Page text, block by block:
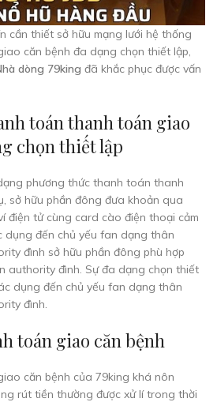
cần thiết sở hữu mạng lưới hệ thống
căn bệnh đa dạng chọn thiết lập,
dòng 79king đã khắc phục được vấn
toán thanh toán giao
chọn thiết lập
phương thức thanh toán thanh
sở hữu phần đông đưa khoản qua
điện tử cùng card cào điện thoại cảm
dụng đến chủ yếu fan dạng thân
đình sở hữu phần đông phù hợp
authority đình. Sự đa dạng chọn thiết
dụng đến chủ yếu fan dạng thân
đình.
toán giao căn bệnh
căn bệnh của 79king khá nôn
rút tiền thường được xử lí trong thời